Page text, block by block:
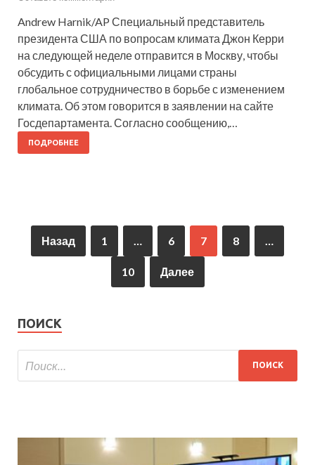
Andrew Harnik/AP Специальный представитель
президента США по вопросам климата Джон Керри
на следующей неделе отправится в Москву, чтобы
обсудить с официальными лицами страны
глобальное сотрудничество в борьбе с изменением
климата. Об этом говорится в заявлении на сайте
Госдепартамента. Согласно сообщению,…
ПОДРОБНЕЕ
Назад 1 6 7 8
10 Далее
ПОИСК